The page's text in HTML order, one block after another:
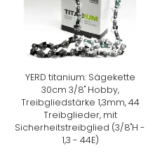
YERD titanium: Sägekette
30cm 3/8" Hobby,
Treibgliedstärke 1,3mm, 44
Treibglieder, mit
Sicherheitstreibglied (3/8"H -
1,3 - 44E)